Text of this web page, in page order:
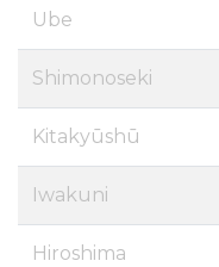
Ube
Shimonoseki
Kitakyūshū
Iwakuni
Hiroshima